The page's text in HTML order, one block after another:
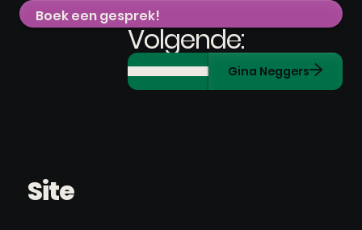
Boek een gesprek!
Volgende:
Gina Neggers
Site